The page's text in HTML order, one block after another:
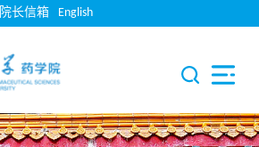
院长信箱 English